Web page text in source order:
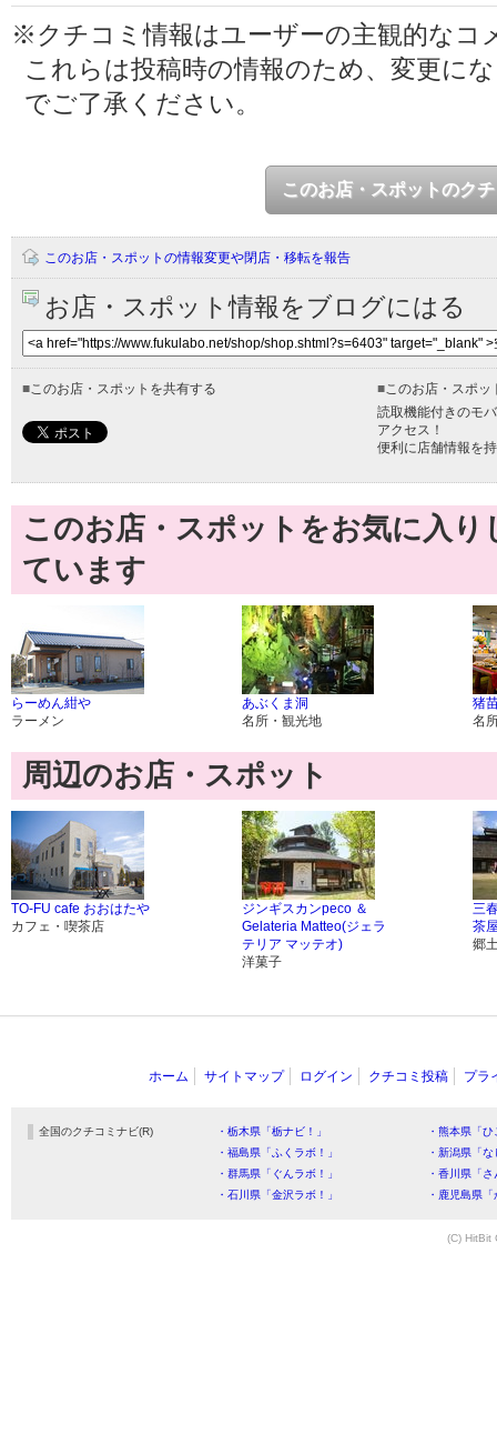
※クチコミ情報はユーザーの主観的なコ
これらは投稿時の情報のため、変更に
でご了承ください。
このお店・スポットのク
このお店・スポットの情報変更や閉店・移転を報告
お店・スポット情報をブログにはる
■このお店・スポットを共有する ■このお店・スポッ
読取機能付きのモ
アクセス！
便利に店舗情報を
このお店・スポットをお気に入
ています
らーめん紺や
ラーメン
あぶくま洞
名所・観光地
猪
名
周辺のお店・スポット
TO-FU cafe おおはたや
カフェ・喫茶店
ジンギスカンpeco ＆
Gelateria Matteo(ジェラ
テリア マッテオ)
洋菓子
三
茶
郷
ホーム サイトマップ ログイン クチコミ投稿 プラ
全国のクチコミナビ(R) ・栃木県「栃ナビ！」
・熊本県「
・福島県「ふくラボ！」
・新潟県「
・群馬県「ぐんラボ！」
・香川県「
・石川県「金沢ラボ！」
・鹿児島県
(C) HitBit